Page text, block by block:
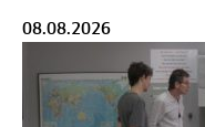
08.08.2026